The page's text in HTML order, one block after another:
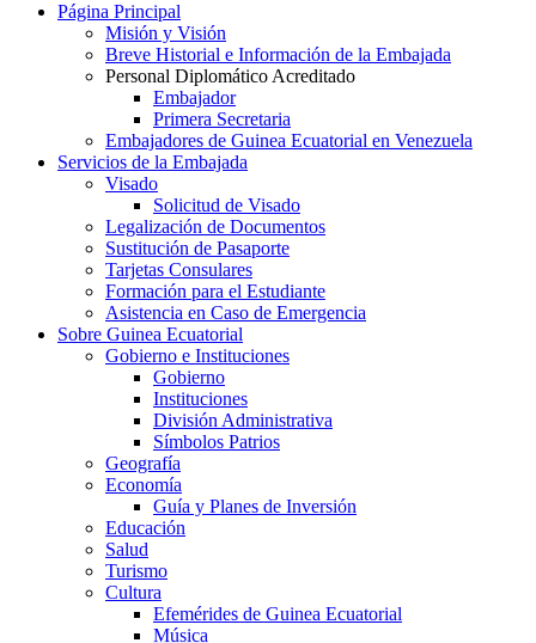
Página Principal
Misión y Visión
Breve Historial e Información de la Embajada
Personal Diplomático Acreditado
Embajador
Primera Secretaria
Embajadores de Guinea Ecuatorial en Venezuela
Servicios de la Embajada
Visado
Solicitud de Visado
Legalización de Documentos
Sustitución de Pasaporte
Tarjetas Consulares
Formación para el Estudiante
Asistencia en Caso de Emergencia
Sobre Guinea Ecuatorial
Gobierno e Instituciones
Gobierno
Instituciones
División Administrativa
Símbolos Patrios
Geografía
Economía
Guía y Planes de Inversión
Educación
Salud
Turismo
Cultura
Efemérides de Guinea Ecuatorial
Música